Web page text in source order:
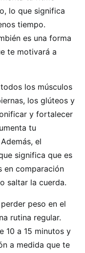
lo que significa
tiempo.
es una forma
te motivará a
los músculos
los glúteos y
y fortalecer
tu
el
significa que es
en comparación
saltar la cuerda.
peso en el
rutina regular.
10 a 15 minutos y
a medida que te